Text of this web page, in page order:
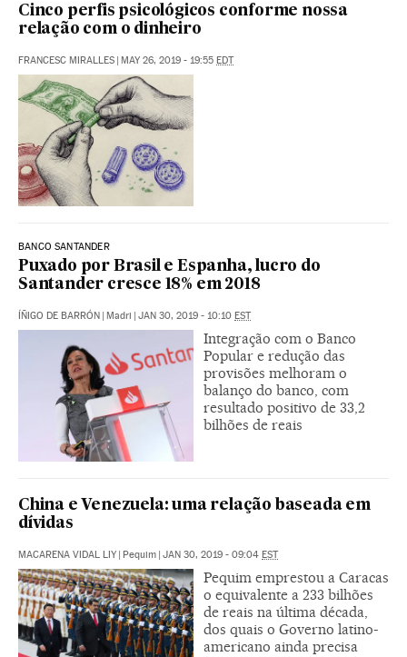
Cinco perfis psicológicos conforme nossa
relação com o dinheiro
FRANCESC MIRALLES | MAY 26, 2019 - 19:55 EDT
BANCO SANTANDER
Puxado por Brasil e Espanha, lucro do
Santander cresce 18% em 2018
ÍÑIGO DE BARRÓN | Madri | JAN 30, 2019 - 10:10 EST
Integração com o Banco
Popular e redução das
provisões melhoram o
balanço do banco, com
resultado positivo de 33,2
bilhões de reais
China e Venezuela: uma relação baseada em
dívidas
MACARENA VIDAL LIY | Pequim | JAN 30, 2019 - 09:04 EST
Pequim emprestou a Caracas
o equivalente a 233 bilhões
de reais na última década,
dos quais o Governo latino-
americano ainda precisa